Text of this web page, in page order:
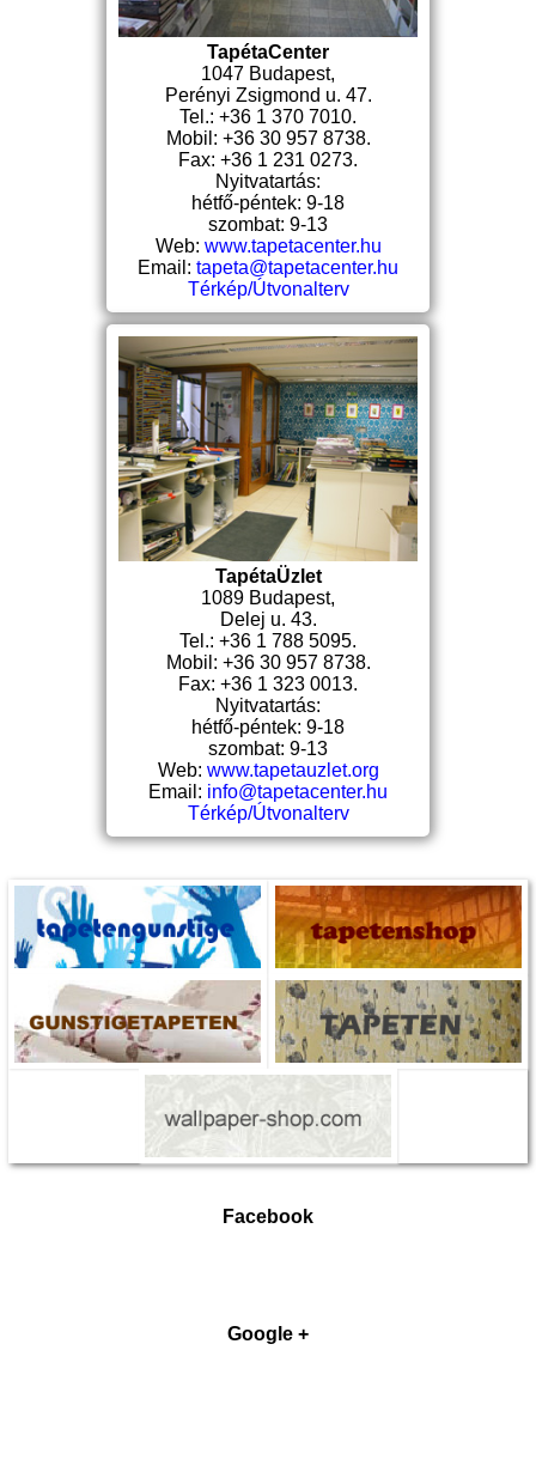
TapétaCenter
1047 Budapest,
Perényi Zsigmond u. 47.
Tel.: +36 1 370 7010.
Mobil: +36 30 957 8738.
Fax: +36 1 231 0273.
Nyitvatartás:
hétfő-péntek: 9-18
szombat: 9-13
Web: www.tapetacenter.hu
Email: tapeta@tapetacenter.hu
Térkép/Útvonalterv
TapétaÜzlet
1089 Budapest,
Delej u. 43.
Tel.: +36 1 788 5095.
Mobil: +36 30 957 8738.
Fax: +36 1 323 0013.
Nyitvatartás:
hétfő-péntek: 9-18
szombat: 9-13
Web: www.tapetauzlet.org
Email: info@tapetacenter.hu
Térkép/Útvonalterv
Facebook
Google +